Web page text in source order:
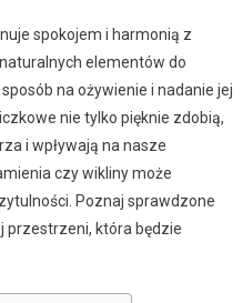
spokojem i harmonią z
elementów do
na ożywienie i nadanie jej
nie tylko pięknie zdobią,
i wpływają na nasze
czy wikliny może
Poznaj sprawdzone
przestrzeni, która będzie